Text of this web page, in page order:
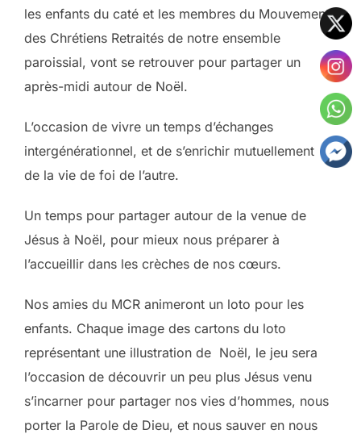
les enfants du caté et les membres du Mouvement
des Chrétiens Retraités de notre ensemble
paroissial, vont se retrouver pour partager un
après-midi autour de Noël.
L’occasion de vivre un temps d’échanges
intergénérationnel, et de s’enrichir mutuellement
de la vie de foi de l’autre.
Un temps pour partager autour de la venue de
Jésus à Noël, pour mieux nous préparer à
l’accueillir dans les crèches de nos cœurs.
Nos amies du MCR animeront un loto pour les
enfants. Chaque image des cartons du loto
représentant une illustration de Noël, le jeu sera
l’occasion de découvrir un peu plus Jésus venu
s’incarner pour partager nos vies d’hommes, nous
porter la Parole de Dieu, et nous sauver en nous